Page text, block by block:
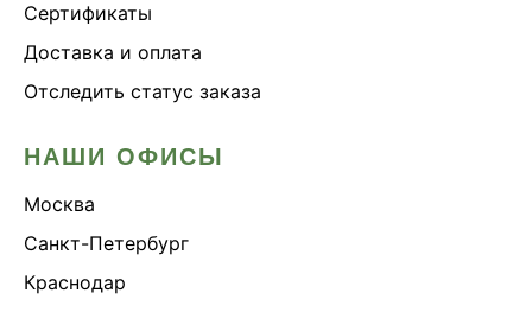
Сертификаты
Доставка и оплата
Отследить статус заказа
НАШИ ОФИСЫ
Москва
Санкт-Петербург
Краснодар